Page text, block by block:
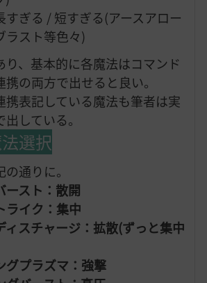
すぎる / 短すぎる(アースアロー
スト等色々)
り、基本的に各魔法はコマンド
の両方で出せると良い。
携表記している魔法も筆者は実
している。
選択
通りに。
ースト：散開
ライク：集中
ィスチャージ：拡散(ずっと集中
グプラズマ：強撃